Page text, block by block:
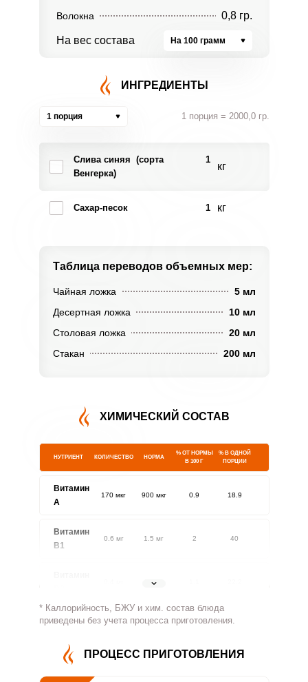
Волокна 0,8 гр.
На вес состава На 100 грамм
ИНГРЕДИЕНТЫ
1 порция 1 порция = 2000,0 гр.
Слива синяя (сорта
Венгерка)
1
кг
Сахар-песок 1 кг
Таблица переводов объемных мер:
Чайная ложка
5 мл
Десертная ложка
10 мл
Столовая ложка
20 мл
Стакан
200 мл
ХИМИЧЕСКИЙ СОСТАВ
НУТРИЕНТ КОЛИЧЕСТВО НОРМА
% ОТ НОРМЫ
В 100 Г
% В ОДНОЙ
ПОРЦИИ
Витамин
A
170 мкг 900 мкг 0.9 18.9
Витамин
В1
0.6 мг 1.5 мг 2 40
1.8 мг
Витамин
19 мг 500 мг 0.2 3.8
Витамин
В5
* Каллорийность, БЖУ и хим. состав блюда
приведены без учета процесса приготовления.
ПРОЦЕСС ПРИГОТОВЛЕНИЯ